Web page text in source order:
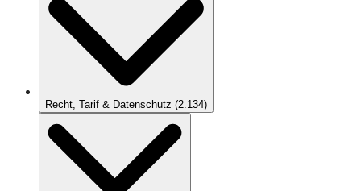
Recht, Tarif & Datenschutz (2.134)